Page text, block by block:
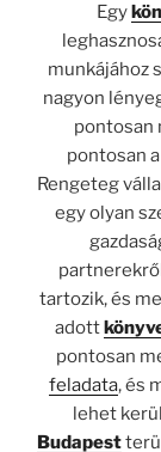
Egy
munkájához
nagyon
pontosan
pontosan a
Rengeteg
egy olyan
tartozik, és
adott
pontosan
feladata, és
lehet
Budapest